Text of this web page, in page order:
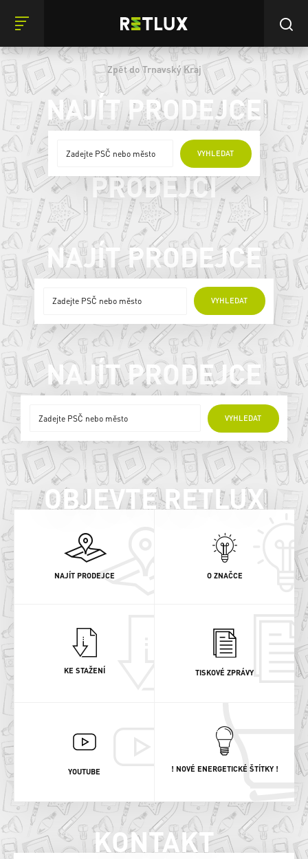
Zpět do Trnavský Kraj
NAJÍT PRODEJCE
VYHLEDAT
ONLINE
PRODEJCI
NAJÍT PRODEJCE
VYHLEDAT
ONLINE PRODEJCI
NAJÍT PRODEJCE
VYHLEDAT
ONLINE PRODEJCI
OBJEVTE RETLUX
NAJÍT PRODEJCE O ZNAČCE
KE STAŽENÍ TISKOVÉ ZPRÁVY
YOUTUBE ! NOVÉ ENERGETICKÉ ŠTÍTKY !
KONTAKT